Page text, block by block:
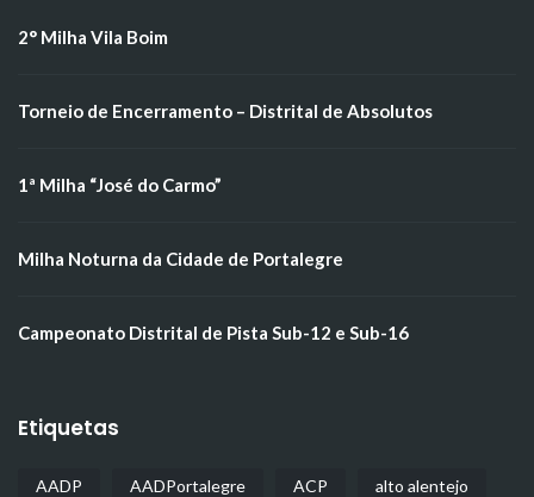
2° Milha Vila Boim
Torneio de Encerramento – Distrital de Absolutos
1ª Milha “José do Carmo”
Milha Noturna da Cidade de Portalegre
Campeonato Distrital de Pista Sub-12 e Sub-16
Etiquetas
AADP AADPortalegre ACP alto alentejo